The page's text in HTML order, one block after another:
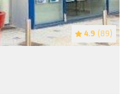
4.9 (89)